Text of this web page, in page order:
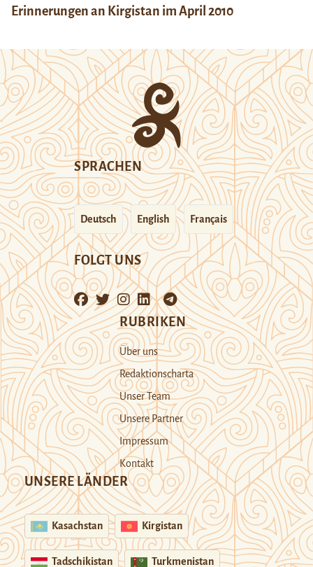
Erinnerungen an Kirgistan im April 2010
SPRACHEN
Deutsch English Français
FOLGT UNS
RUBRIKEN
Über uns
Redaktionscharta
Unser Team
Unsere Partner
Impressum
Kontakt
UNSERE LÄNDER
Kasachstan Kirgistan
Tadschikistan Turkmenistan